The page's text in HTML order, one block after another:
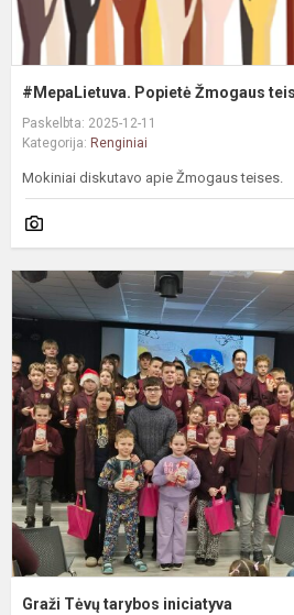
#MepaLietuva. Popietė Žmogaus
Paskelbta: 2025-12-11
Kategorija: Renginiai
Mokiniai diskutavo apie Žmogaus teises.
Graži Tėvų tarybos iniciatyva